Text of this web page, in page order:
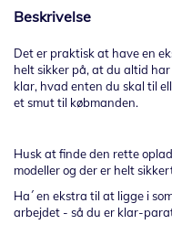
Beskrivelse
Det er praktisk at have en
helt sikker på, at du altid
klar, hvad enten du skal til
et smut til købmanden.
Husk at finde den rette
modeller og der er helt
Ha´ en ekstra til at ligge i
arbejdet - så du er klar-